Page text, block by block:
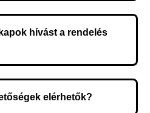
hívást a rendelés
elérhetők?